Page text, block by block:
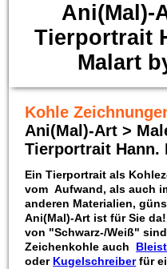
Ani(Mal)-
Tierportrait
Malart
Kohle
Ani(Mal)-Art >
Tierportrait Hann.
Ein Tierportrait als
vom Aufwand, als auch
anderen Materialien,
Ani(Mal)-Art ist für Sie
von "Schwarz-/Weiß"
Zeichenkohle auch
oder Kugelschreiberfür